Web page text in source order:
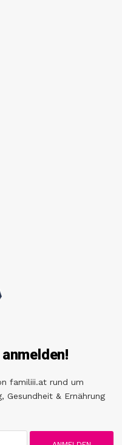
familiii.at rund um
Gesundheit & Ernährung